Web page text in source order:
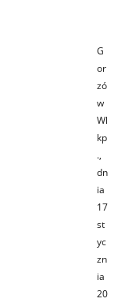
G
or
zó
w
Wl
kp
.,
dn
ia
17
st
yc
zn
ia
20